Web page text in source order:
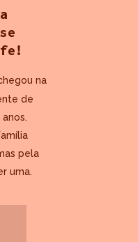
na
de
pela
uma.